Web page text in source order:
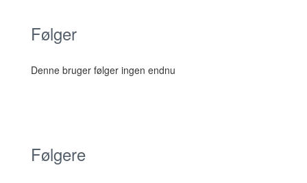
Følger
Denne bruger følger ingen endnu
Følgere